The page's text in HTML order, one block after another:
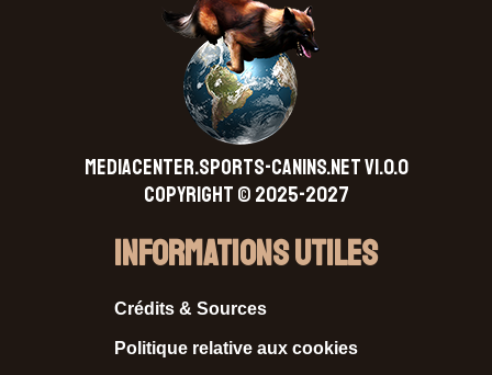
MEDIACENTER.SPORTS-CANINS.NET V1.0.0
Copyright © 2025-2027
Informations Utiles
Crédits & Sources
Politique relative aux cookies